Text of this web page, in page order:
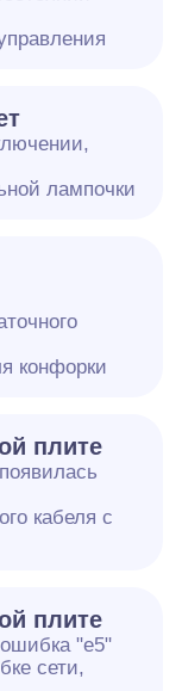
лампочки
конфорки
плите
кабеля с
плите
"е5"
сети,